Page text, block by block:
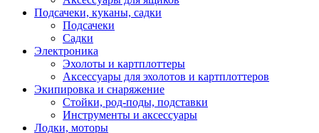
Подсачеки, куканы, садки
Подсачеки
Садки
Электроника
Эхолоты и картплоттеры
Аксессуары для эхолотов и картплоттеров
Экипировка и снаряжение
Стойки, род-поды, подставки
Инструменты и аксессуары
Лодки, моторы